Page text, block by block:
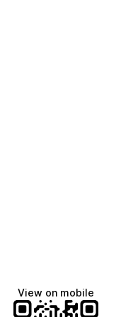
View on mobile